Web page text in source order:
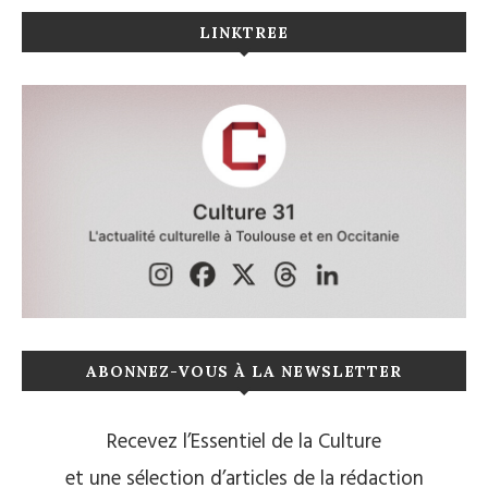
LINKTREE
ABONNEZ-VOUS À LA NEWSLETTER
Recevez l’Essentiel de la Culture
et une sélection d’articles de la rédaction